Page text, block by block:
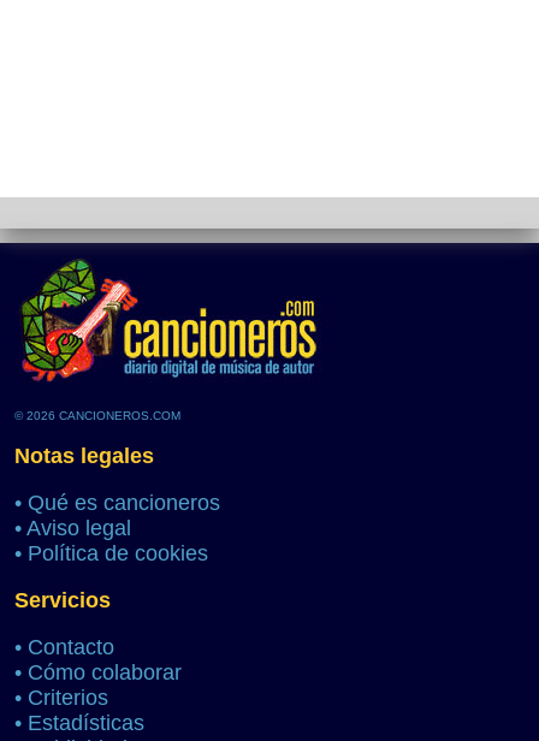
© 2026 CANCIONEROS.COM
Notas legales
• Qué es cancioneros
• Aviso legal
• Política de cookies
Servicios
• Contacto
• Cómo colaborar
• Criterios
• Estadísticas